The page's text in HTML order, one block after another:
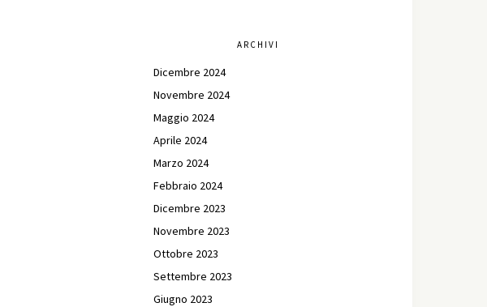
ARCHIVI
Dicembre 2024
Novembre 2024
Maggio 2024
Aprile 2024
Marzo 2024
Febbraio 2024
Dicembre 2023
Novembre 2023
Ottobre 2023
Settembre 2023
Giugno 2023